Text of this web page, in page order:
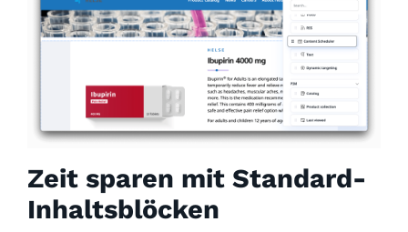
Zeit sparen mit Standard-
Inhaltsblöcken